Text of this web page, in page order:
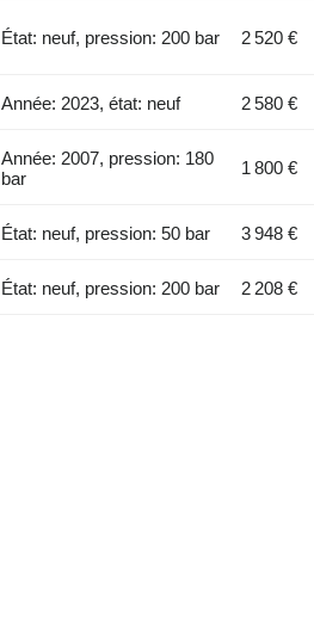
État: neuf, pression: 200 bar 2 520 €
Année: 2023, état: neuf 2 580 €
Année: 2007, pression: 180
bar
1 800 €
État: neuf, pression: 50 bar 3 948 €
État: neuf, pression: 200 bar 2 208 €